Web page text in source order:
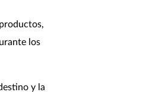
los
y la